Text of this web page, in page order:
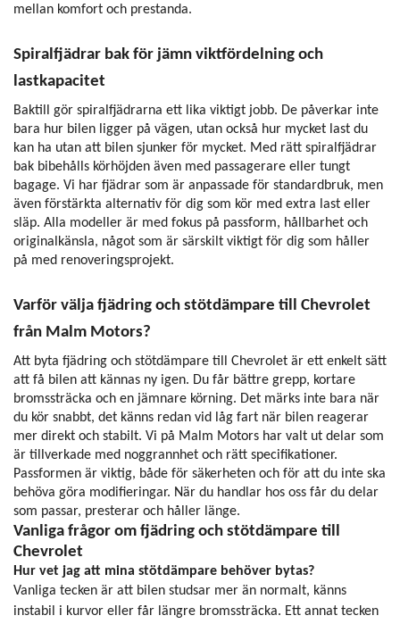
mellan komfort och prestanda.
Spiralfjädrar bak för jämn viktfördelning och
lastkapacitet
Baktill gör spiralfjädrarna ett lika viktigt jobb. De påverkar inte
bara hur bilen ligger på vägen, utan också hur mycket last du
kan ha utan att bilen sjunker för mycket. Med rätt spiralfjädrar
bak bibehålls körhöjden även med passagerare eller tungt
bagage. Vi har fjädrar som är anpassade för standardbruk, men
även förstärkta alternativ för dig som kör med extra last eller
släp. Alla modeller är med fokus på passform, hållbarhet och
originalkänsla, något som är särskilt viktigt för dig som håller
på med renoveringsprojekt.
Varför välja fjädring och stötdämpare till Chevrolet
från Malm Motors?
Att byta fjädring och stötdämpare till Chevrolet är ett enkelt sätt
att få bilen att kännas ny igen. Du får bättre grepp, kortare
bromssträcka och en jämnare körning. Det märks inte bara när
du kör snabbt, det känns redan vid låg fart när bilen reagerar
mer direkt och stabilt. Vi på Malm Motors har valt ut delar som
är tillverkade med noggrannhet och rätt specifikationer.
Passformen är viktig, både för säkerheten och för att du inte ska
behöva göra modifieringar. När du handlar hos oss får du delar
som passar, presterar och håller länge.
Vanliga frågor om fjädring och stötdämpare till
Chevrolet
Hur vet jag att mina stötdämpare behöver bytas?
Vanliga tecken är att bilen studsar mer än normalt, känns
instabil i kurvor eller får längre bromssträcka. Ett annat tecken